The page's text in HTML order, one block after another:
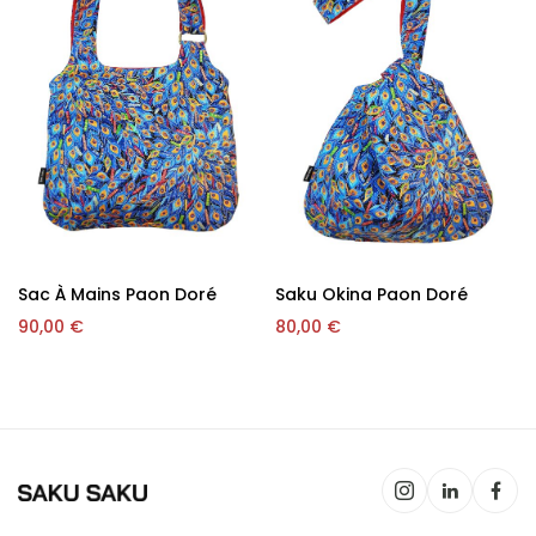
Sac À Mains Paon Doré
90,00 €
Saku Okina Paon Doré
80,00 €